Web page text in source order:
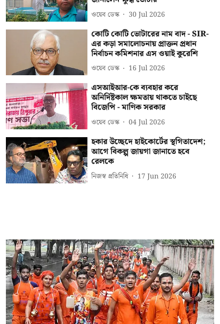
ওয়েব ডেস্ক 30 Jul 2026
কোটি কোটি ভোটারের নাম বাদ - SIR-
এর কড়া সমালোচনায় প্রাক্তন প্রধান
নির্বাচন কমিশনার এস ওয়াই কুরেশি
ওয়েব ডেস্ক 16 Jul 2026
এসআইআর-কে ব্যবহার করে
অনির্দিষ্টকাল ক্ষমতায় থাকতে চাইছে
বিজেপি - মাণিক সরকার
ওয়েব ডেস্ক 04 Jul 2026
হকার উচ্ছেদে হাইকোর্টের স্থগিতাদেশ;
আগে বিকল্প জায়গা জানাতে হবে
রেলকে
নিজস্ব প্রতিনিধি 17 Jun 2026